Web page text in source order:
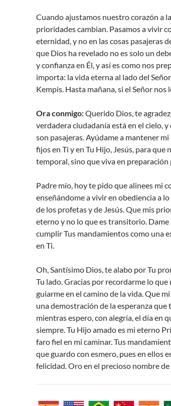
Cuando ajustamos nuestro corazón a
prioridades cambian. Pasamos a vivir
eternidad, y no en las cosas pasajeras
que Dios ha revelado no es solo un
y confianza en Él, y así es como nos
importa: la vida eterna al lado del
Kempis. Hasta mañana, si el Señor nos
Ora conmigo:Querido Dios, te
verdadera ciudadanía está en el cielo,
son pasajeras. Ayúdame a mantener
fijos en Ti y en Tu Hijo, Jesús, para que
temporal, sino que viva en preparación
Padre mío, hoy te pido que alinees mi
enseñándome a vivir en obediencia a
de los profetas y de Jesús. Que mis
eterno y no lo que es transitorio.
cumplir Tus mandamientos como una
en Ti.
Oh, Santísimo Dios, te alabo por Tu
Tu lado. Gracias por recordarme lo
guiarme en el camino de la vida. Que
una demostración de la esperanza
mientras espero, con alegría, el día en
siempre. Tu Hijo amado es mi eterno
faro fiel en mi caminar. Tus
que guardo con esmero, pues en ellos
felicidad. Oro en el precioso nombre de